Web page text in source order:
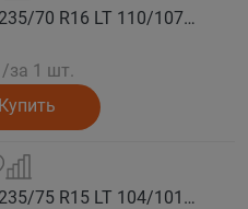
COMFORSER Автошина 235/70 R16 LT 110/107S CF1100 8PR RWL лето
/за 1 шт.
Купить
COMFORSER Автошина 235/75 R15 LT 104/101R CF1100 6PR RWL лето